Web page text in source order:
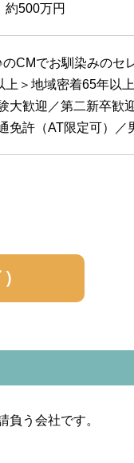
500万円
CMでお馴染みのセ
上＞地域密着65年以
大歓迎／第二新卒歓
免許（AT限定可）／
う会社です。